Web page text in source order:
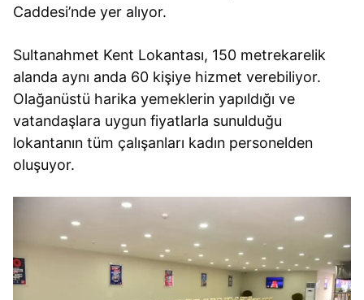
Caddesi’nde yer alıyor.
Sultanahmet Kent Lokantası, 150 metrekarelik
alanda aynı anda 60 kişiye hizmet verebiliyor.
Olağanüstü harika yemeklerin yapıldığı ve
vatandaşlara uygun fiyatlarla sunulduğu
lokantanın tüm çalışanları kadın personelden
oluşuyor.